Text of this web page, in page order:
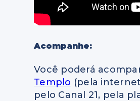
Acompanhe:
Você poderá
Templo (pela
pelo Canal 21, pela